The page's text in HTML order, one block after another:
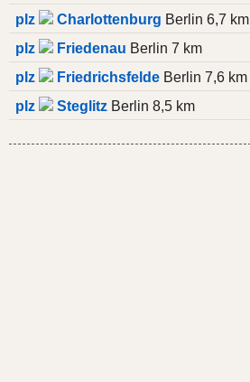
plz
Charlottenburg Berlin 6,7 km
plz
Friedenau Berlin 7 km
plz
Friedrichsfelde Berlin 7,6 km
plz
Steglitz Berlin 8,5 km